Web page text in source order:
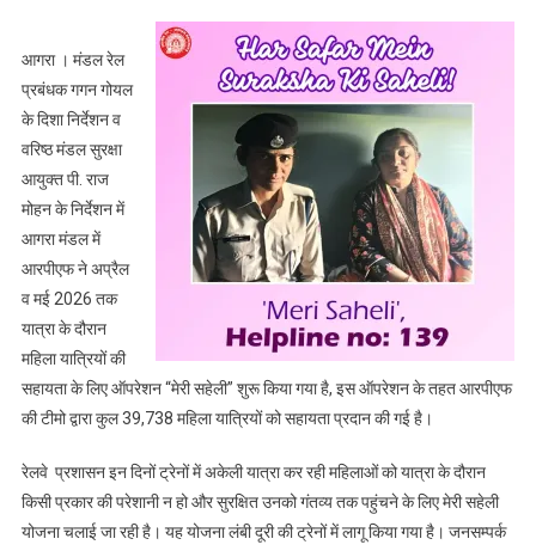
की
ओर
एक
कदम,
ट्रेन
में
यात्रा
कर
रही
महिलाओं
हमसफर
रही
‘मेरी
आगरा । मंडल रेल
प्रबंधक गगन गोयल
के दिशा निर्देशन व
वरिष्ठ मंडल सुरक्षा
आयुक्त पी. राज
मोहन के निर्देशन में
आगरा मंडल में
आरपीएफ ने अप्रैल
व मई 2026 तक
यात्रा के दौरान
महिला यात्रियों की
सहायता के लिए ऑपरेशन “मेरी सहेली” शुरू किया गया है, इस ऑपरेशन के तहत आरपीएफ
की टीमो द्वारा कुल 39,738 महिला यात्रियों को सहायता प्रदान की गई है।
रेलवे प्रशासन इन दिनों ट्रेनों में अकेली यात्रा कर रही महिलाओं को यात्रा के दौरान
किसी प्रकार की परेशानी न हो और सुरक्षित उनको गंतव्य तक पहुंचने के लिए मेरी सहेली
योजना चलाई जा रही है। यह योजना लंबी दूरी की ट्रेनों में लागू किया गया है। जनसम्पर्क